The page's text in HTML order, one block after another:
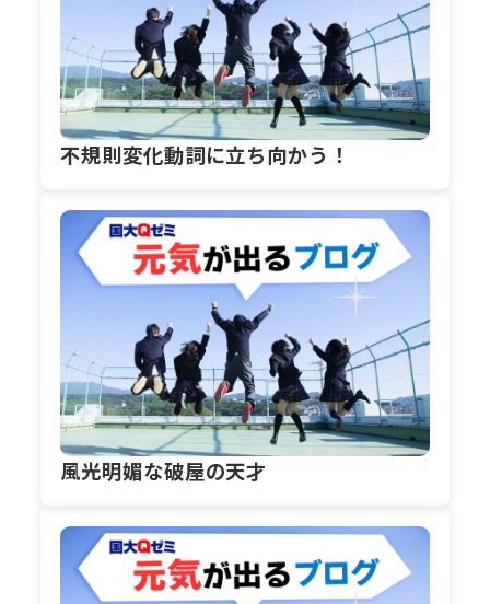
不規則変化動詞に立ち向かう！
風光明媚な破屋の天才